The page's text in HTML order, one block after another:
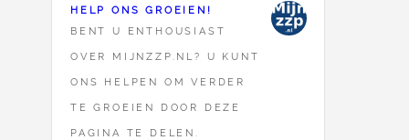
HELP ONS GROEIEN!
BENT U ENTHOUSIAST
OVER MIJNZZP.NL? U KUNT
ONS HELPEN OM VERDER
TE GROEIEN DOOR DEZE
PAGINA TE DELEN.